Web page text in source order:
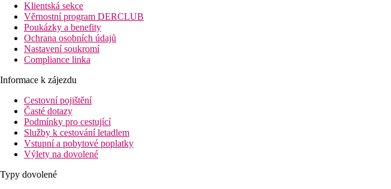
Klientská sekce
Věrnostní program DERCLUB
Poukázky a benefity
Ochrana osobních údajů
Nastavení soukromí
Compliance linka
Informace k zájezdu
Cestovní pojištění
Časté dotazy
Podmínky pro cestující
Služby k cestování letadlem
Vstupní a pobytové poplatky
Výlety na dovolené
Typy dovolené